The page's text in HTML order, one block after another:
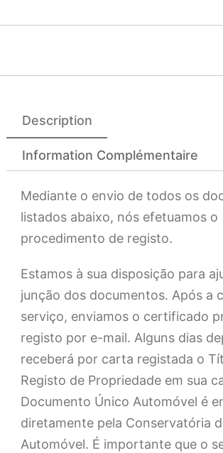
Description
Information Complémentaire
Mediante o envio de todos os
listados abaixo, nós efetuamos o
procedimento de registo.
Estamos à sua disposição para
junção dos documentos. Após a
serviço, enviamos o certificado
registo por e-mail. Alguns dias
receberá por carta registada o
Registo de Propriedade em sua
Documento Único Automóvel é
diretamente pela Conservatória
Automóvel. É importante que o